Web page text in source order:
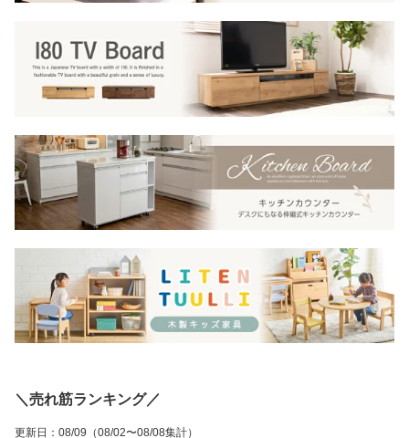
＼売れ筋ランキング／
更新日 ： 08/09 （08/02〜08/08集計）